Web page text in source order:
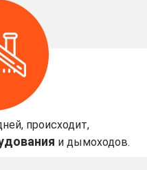
происходит,
и дымоходов.